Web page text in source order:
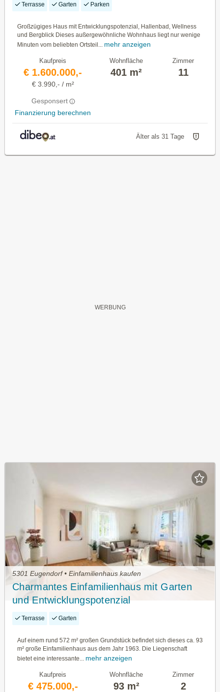
Terrasse Garten Parken
Großzügiges Haus mit Entwicklungspotenzial, Hallenbad, Wellness
und Bergblick Dieses außergewöhnliche Wohnhaus liegt nur wenige
Minuten vom beliebten Ortsteil... mehr anzeigen
Kaufpreis
€ 1.600.000,-
€ 3.990,- / m²
Gesponsert
Finanzierung berechnen
Wohnfläche
401 m²
Zimmer
11
Älter als 31 Tage
5301 Eugendorf • Einfamilienhaus kaufen
Charmantes Einfamilienhaus mit Garten
und Entwicklungspotenzial
Terrasse Garten
Auf einem rund 572 m² großen Grundstück befindet sich dieses ca. 93
m² große Einfamilienhaus aus dem Jahr 1963. Die Liegenschaft
bietet eine interessante... mehr anzeigen
Kaufpreis
€ 475.000,-
Wohnfläche
93 m²
Zimmer
2